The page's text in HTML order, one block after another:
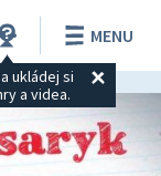
ukládej si
a videa.
MENU